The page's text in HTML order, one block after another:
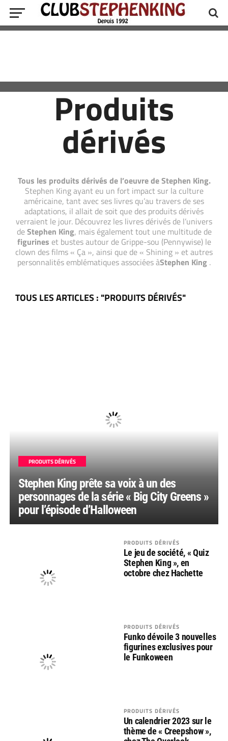
Produits
dérivés
Tous les produits dérivés de l’oeuvre de Stephen King.
Stephen King ayant eu un fort impact sur la culture
américaine, tant avec ses livres qu’au travers de ses
adaptations, il allait de soit que des produits dérivés
verraient le jour. Découvrez les livres dérivés de l’univers
deStephen King, mais également tout une multitude de
figurines et bustes autour de Grippe-sou (Pennywise) le
clown des films « Ça », ainsi que de « Shining » et autres
personnalités emblématiques associées àStephen King .
TOUS LES ARTICLES : "PRODUITS DÉRIVÉS"
PRODUITS DÉRIVÉS
Stephen King prête sa voix à un des
personnages de la série « Big City Greens »
pour l’épisode d’Halloween
PRODUITS DÉRIVÉS
Le jeu de société, « Quiz
Stephen King », en
octobre chez Hachette
PRODUITS DÉRIVÉS
Funko dévoile 3 nouvelles
figurines exclusives pour
le Funkoween
PRODUITS DÉRIVÉS
Un calendrier 2023 sur le
thème de « Creepshow »,